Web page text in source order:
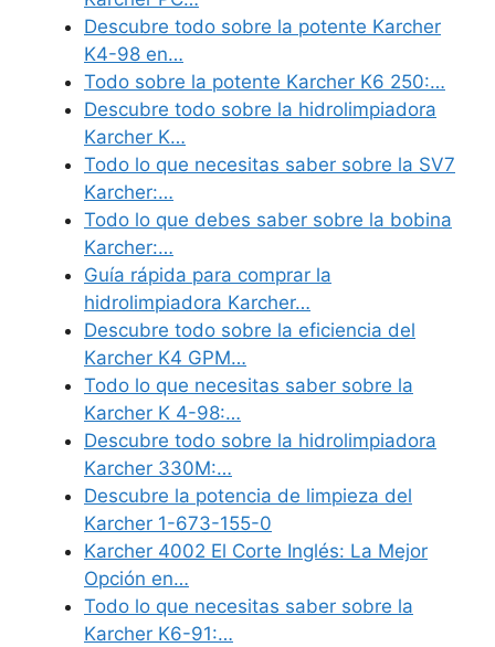
Descubre todo sobre la potente Karcher
K4-98 en…
Todo sobre la potente Karcher K6 250:…
Descubre todo sobre la hidrolimpiadora
Karcher K…
Todo lo que necesitas saber sobre la SV7
Karcher:…
Todo lo que debes saber sobre la bobina
Karcher:…
Guía rápida para comprar la
hidrolimpiadora Karcher…
Descubre todo sobre la eficiencia del
Karcher K4 GPM…
Todo lo que necesitas saber sobre la
Karcher K 4-98:…
Descubre todo sobre la hidrolimpiadora
Karcher 330M:…
Descubre la potencia de limpieza del
Karcher 1-673-155-0
Karcher 4002 El Corte Inglés: La Mejor
Opción en…
Todo lo que necesitas saber sobre la
Karcher K6-91:…